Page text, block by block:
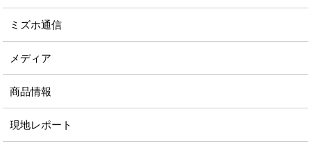
ミズホ通信
メディア
商品情報
現地レポート